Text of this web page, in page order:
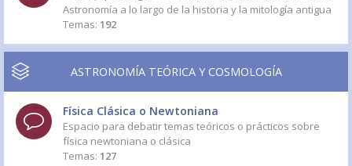
Astronomía a lo largo de la historia y la mitología antigua
Temas: 192
ASTRONOMÍA TEÓRICA Y COSMOLOGÍA
Física Clásica o Newtoniana
Espacio para debatir temas teóricos o prácticos sobre
física newtoniana o clásica
Temas: 127